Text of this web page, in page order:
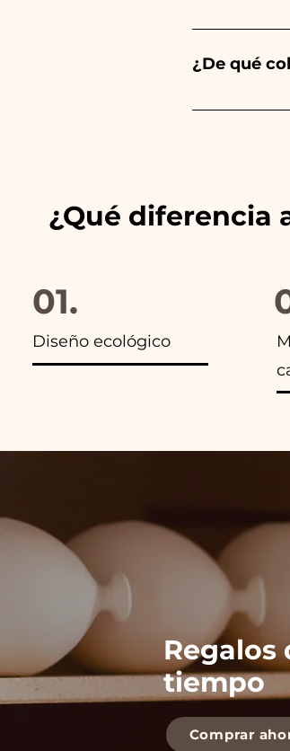
Llevamos
¿De qué
Siempre
¿Qué diferencia
01.
Diseño ecológico
Regalos
tiempo
Comprar